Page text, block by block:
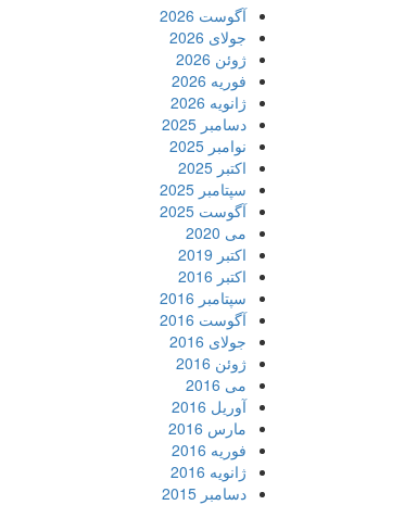
آگوست 2026
جولای 2026
ژوئن 2026
فوریه 2026
ژانویه 2026
دسامبر 2025
نوامبر 2025
اکتبر 2025
سپتامبر 2025
آگوست 2025
می 2020
اکتبر 2019
اکتبر 2016
سپتامبر 2016
آگوست 2016
جولای 2016
ژوئن 2016
می 2016
آوریل 2016
مارس 2016
فوریه 2016
ژانویه 2016
دسامبر 2015